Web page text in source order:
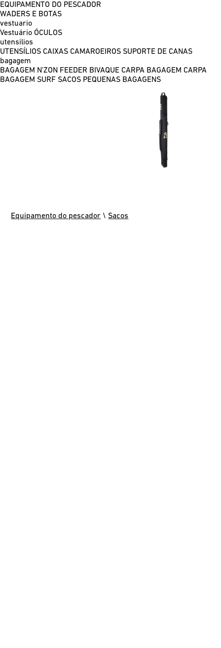
EQUIPAMENTO DO PESCADOR
WADERS E BOTAS
vestuario
Vestuário ÓCULOS
utensilios
UTENSÍLIOS CAIXAS CAMAROEIROS SUPORTE DE CANAS
bagagem
BAGAGEM N'ZON FEEDER BIVAQUE CARPA BAGAGEM CARPA
BAGAGEM SURF SACOS PEQUENAS BAGAGENS
Equipamento do pescador \ Sacos